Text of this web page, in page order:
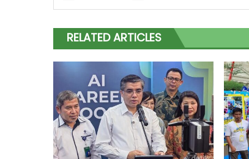
RELATED ARTICLES